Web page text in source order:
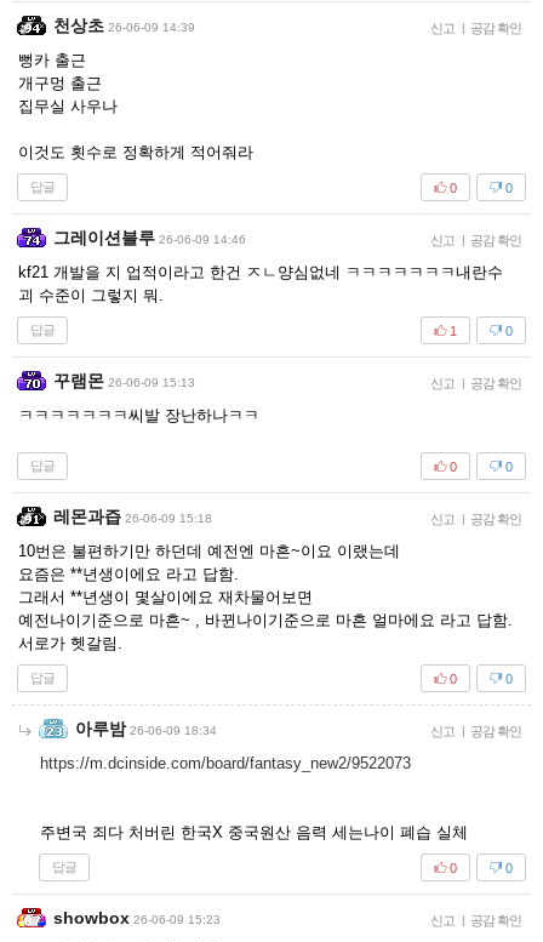
천상초 26-06-09 14:39 신고 | 공감 확인
뻥카 출근
개구멍 출근
집무실 사우나
이것도 횟수로 정확하게 적어줘라
답글 0
0
그레이션블루 26-06-09 14:46 신고 | 공감 확인
kf21 개발을 지 업적이라고 한건 ㅈㄴ양심없네 ㅋㅋㅋㅋㅋㅋㅋ내란수
괴 수준이 그렇지 뭐.
답글 0
1
꾸램몬 26-06-09 15:13 신고 | 공감 확인
ㅋㅋㅋㅋㅋㅋㅋ씨발 장난하나ㅋㅋ
답글 0
0
레몬과즙 26-06-09 15:18 신고 | 공감 확인
10번은 불편하기만 하던데 예전엔 마흔~이요 이랬는데
요즘은 **년생이에요 라고 답함.
그래서 **년생이 몇살이에요 재차물어보면
예전나이기준으로 마흔~ , 바뀐나이기준으로 마흔 얼마에요 라고 답함.
서로가 헷갈림.
답글 0
0
아루밤 26-06-09 18:34 신고 | 공감 확인
https://m.dcinside.com/board/fantasy_new2/9522073
주변국 죄다 처버린 한국X 중국원산 음력 세는나이 폐습 실체
답글 0
0
showbox 26-06-09 15:23 신고 | 공감 확인